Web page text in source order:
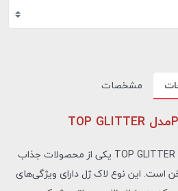
مشخصات
لاک ژل PNS (پی ان اس) مدل TOP GLITTER یکی از محصولات جذاب
است. این نوع لاک ژل دارای ویژگی‌های